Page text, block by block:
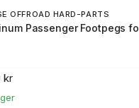
OFFROAD HARD-PARTS
Passenger Footpegs fo
kr